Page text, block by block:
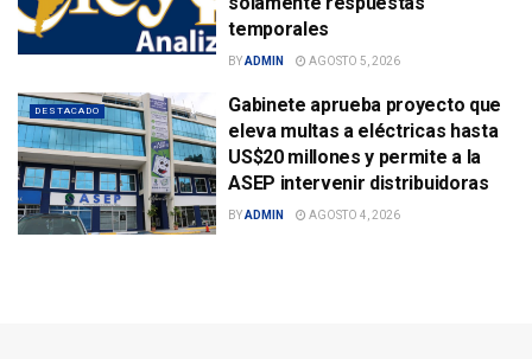
temporales
BYADMIN AGOSTO 5, 2026
DESTACADO
Gabinete aprueba proyecto que
eleva multas a eléctricas hasta
US$20 millones y permite a la
ASEP intervenir distribuidoras
BYADMIN AGOSTO 4, 2026